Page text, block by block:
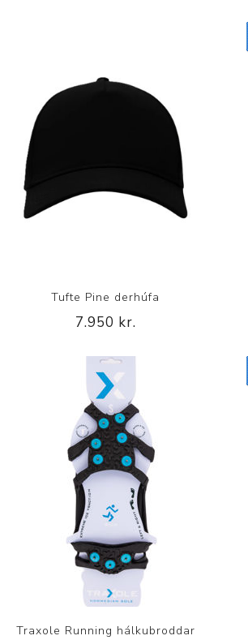
Tufte Pine derhúfa
7.950 kr.
Traxole Running hálkubroddar